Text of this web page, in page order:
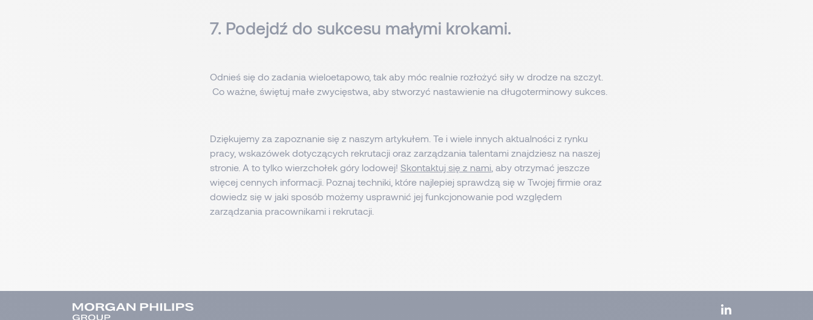
7. Podejdź do sukcesu małymi krokami.
Odnieś się do zadania wieloetapowo, tak aby móc realnie rozłożyć siły w drodze na szczyt.
Co ważne, świętuj małe zwycięstwa, aby stworzyć nastawienie na długoterminowy sukces.
Dziękujemy za zapoznanie się z naszym artykułem. Te i wiele innych aktualności z rynku
pracy, wskazówek dotyczących rekrutacji oraz zarządzania talentami znajdziesz na naszej
stronie. A to tylko wierzchołek góry lodowej! Skontaktuj się z nami , aby otrzymać jeszcze
więcej cennych informacji. Poznaj techniki, które najlepiej sprawdzą się w Twojej firmie oraz
dowiedz się w jaki sposób możemy usprawnić jej funkcjonowanie pod względem
zarządzania pracownikami i rekrutacji.